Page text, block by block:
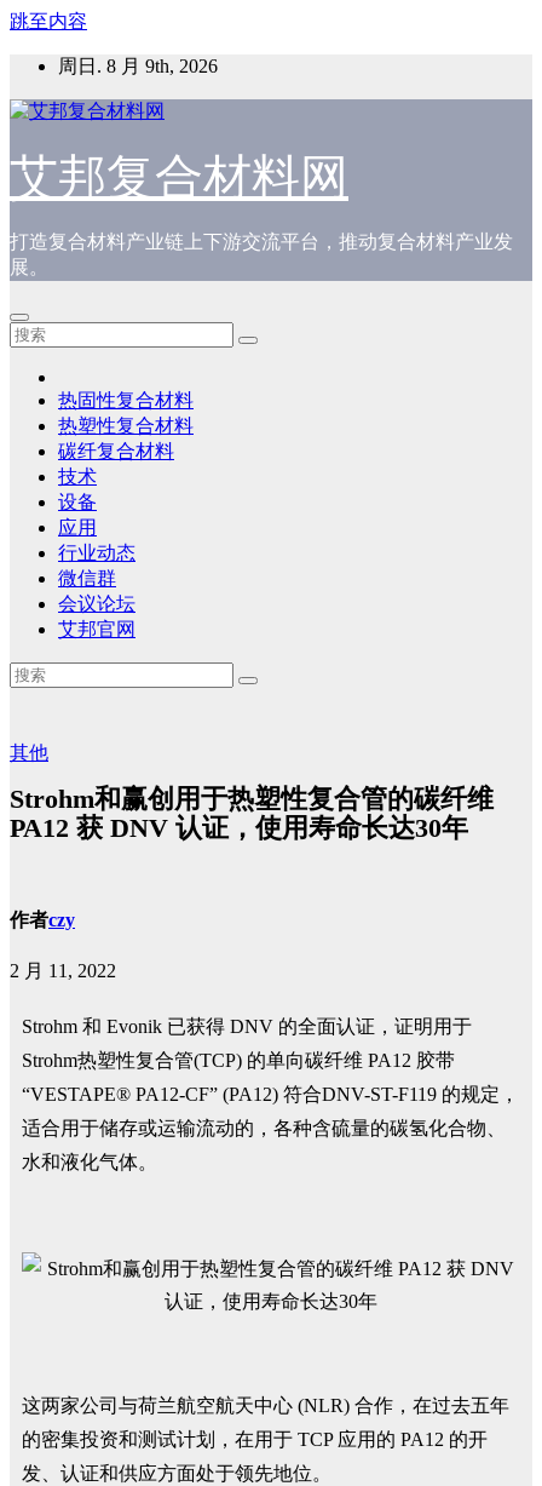
跳至内容
周日. 8 月 9th, 2026
艾邦复合材料网
打造复合材料产业链上下游交流平台，推动复合材料产业发
展。
热固性复合材料
热塑性复合材料
碳纤复合材料
技术
设备
应用
行业动态
微信群
会议论坛
艾邦官网
其他
Strohm和赢创用于热塑性复合管的碳纤维
PA12 获 DNV 认证，使用寿命长达30年
作者czy
2 月 11, 2022
Strohm 和 Evonik 已获得 DNV 的全面认证，证明用于
Strohm热塑性复合管(TCP) 的单向碳纤维 PA12 胶带
“VESTAPE® PA12-CF” (PA12) 符合DNV-ST-F119 的规定，
适合用于储存或运输流动的，各种含硫量的碳氢化合物、
水和液化气体。
这两家公司与荷兰航空航天中心 (NLR) 合作，在过去五年
的密集投资和测试计划，在用于 TCP 应用的 PA12 的开
发、认证和供应方面处于领先地位。